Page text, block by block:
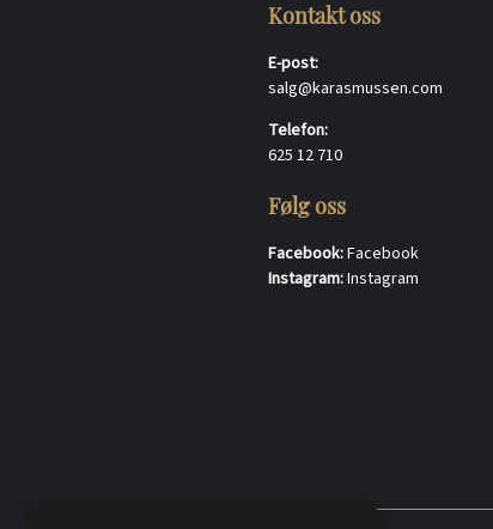
Kontakt oss
E-post:
salg@karasmussen.com
Telefon:
625 12 710
Følg oss
Facebook:Facebook
Instagram:Instagram